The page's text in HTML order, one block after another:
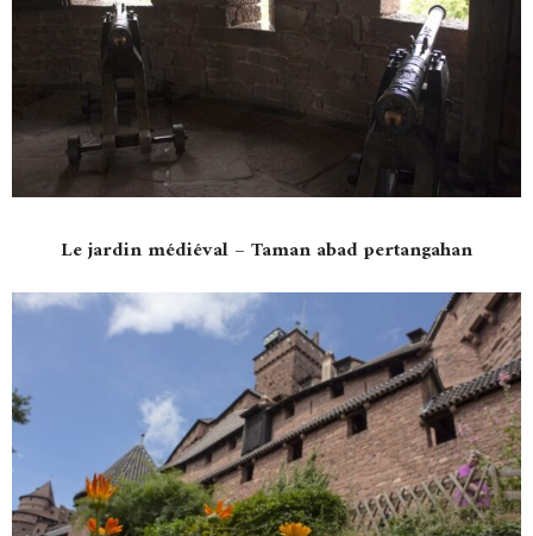
Le jardin médiéval – Taman abad pertangahan